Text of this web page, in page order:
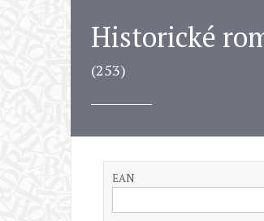
Historické
(253)
EAN